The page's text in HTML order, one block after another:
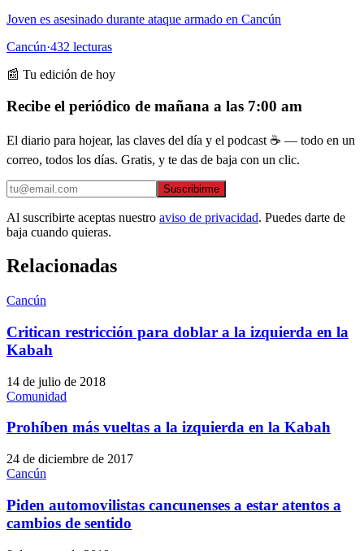
Joven es asesinado durante ataque armado en Cancún
Cancún·432 lecturas
📰 Tu edición de hoy
Recibe el periódico de mañana a las 7:00 am
El diario para hojear, las claves del día y el podcast ☕ — todo en un
correo, todos los días. Gratis, y te das de baja con un clic.
Suscribirme
Al suscribirte aceptas nuestro aviso de privacidad. Puedes darte de
baja cuando quieras.
Relacionadas
Cancún
Critican restricción para doblar a la izquierda en la
Kabah
14 de julio de 2018
Comunidad
Prohíben más vueltas a la izquierda en la Kabah
24 de diciembre de 2017
Cancún
Piden automovilistas cancunenses a estar atentos a
cambios de sentido